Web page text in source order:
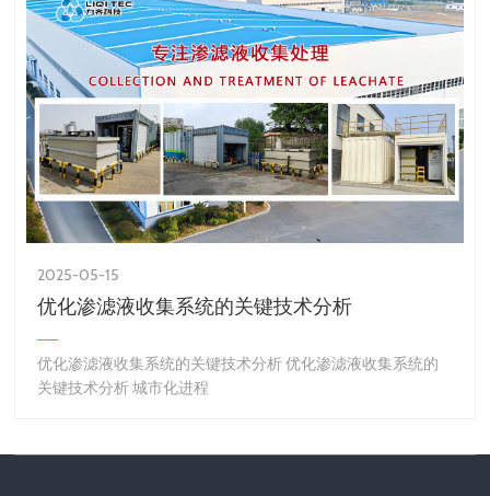
2025-05-15
优化渗滤液收集系统的关键技术分析
优化渗滤液收集系统的关键技术分析 优化渗滤液收集系统的
关键技术分析 城市化进程